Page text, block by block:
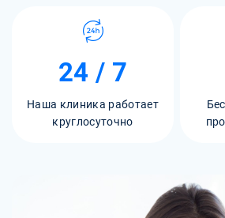
24 / 7
Наша клиника работает
круглосуточно